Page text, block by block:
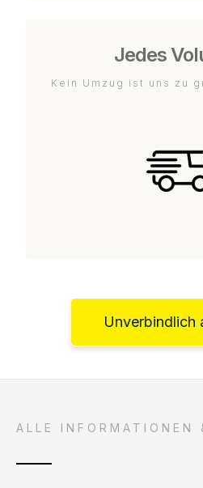
Jedes
Kein Umzug ist uns zu
Unverbindlich
ALLE INFORMATIONEN